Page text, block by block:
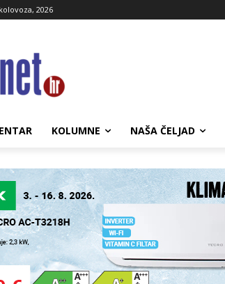
2026
KOLUMNE NAŠA ČELJAD